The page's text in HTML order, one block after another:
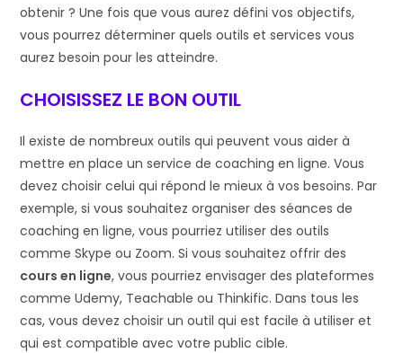
obtenir ? Une fois que vous aurez défini vos objectifs,
vous pourrez déterminer quels outils et services vous
aurez besoin pour les atteindre.
CHOISISSEZ LE BON OUTIL
Il existe de nombreux outils qui peuvent vous aider à
mettre en place un service de coaching en ligne. Vous
devez choisir celui qui répond le mieux à vos besoins. Par
exemple, si vous souhaitez organiser des séances de
coaching en ligne, vous pourriez utiliser des outils
comme Skype ou Zoom. Si vous souhaitez offrir des
cours en ligne, vous pourriez envisager des plateformes
comme Udemy, Teachable ou Thinkific. Dans tous les
cas, vous devez choisir un outil qui est facile à utiliser et
qui est compatible avec votre public cible.